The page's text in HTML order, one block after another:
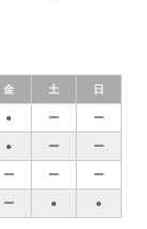
金 土
日
● ー
ー
● ー
ー
ー ー
ー
ー ● ●